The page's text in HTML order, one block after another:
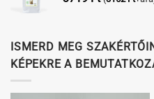
ISMERD MEG
KÉPEKRE A